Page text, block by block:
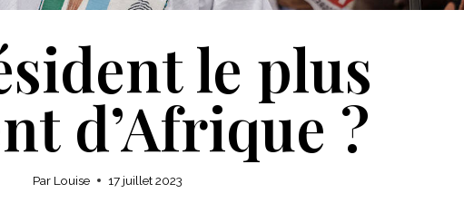
le plus
d’Afrique ?
Par Louise 17 juillet 2023